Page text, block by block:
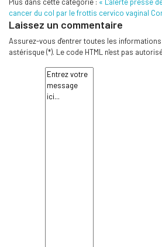
cancer du col par le frottis cervico vaginal
Laissez un commentaire
Assurez-vous d'entrer toutes les
astérisque (*). Le code HTML n'est pas